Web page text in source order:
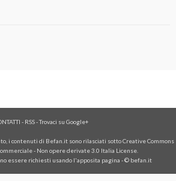
- RSS-Trovaci su Google+
i contenuti di Befan.it sono rilasciati sotto Creative Commons
- Non opere derivate 3.0 Italia License.
essere richiesti usando l'apposita pagina - © befan.it